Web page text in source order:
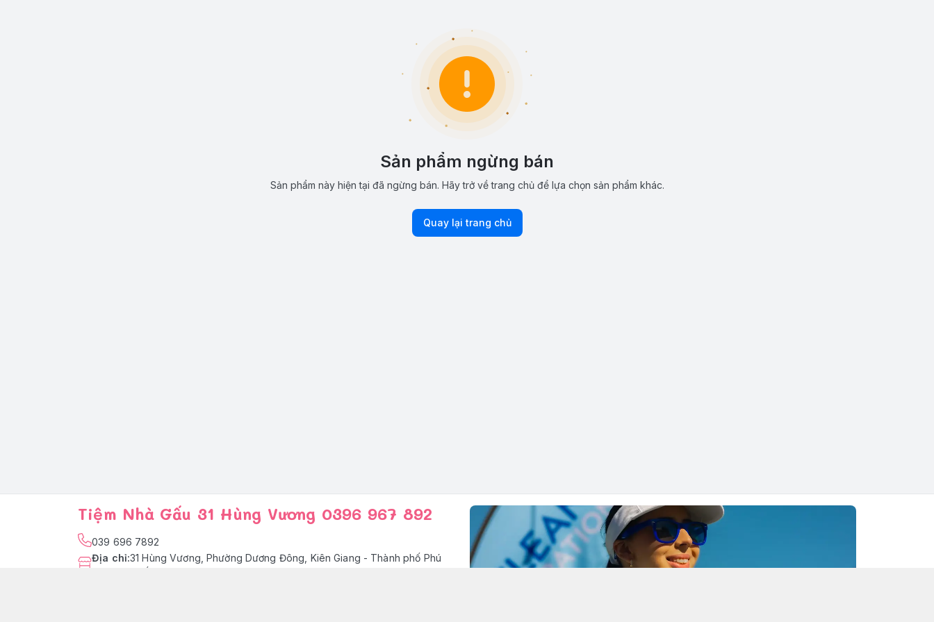
Sản phẩm ngừng bán
Sản phẩm này hiện tại đã ngừng bán. Hãy trở về trang chủ để lựa chọn sản phẩm khác.
Quay lại trang chủ
Tiệm Nhà Gấu 31 Hùng Vương 0396 967 892
039 696 7892
Địa chỉ:31 Hùng Vương, Phường Dương Đông, Kiên Giang - Thành phố Phú
Quốc